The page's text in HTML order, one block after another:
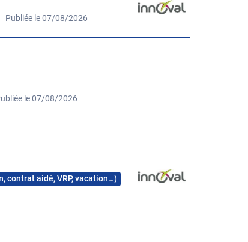
Publiée le 07/08/2026
le 07/08/2026
contrat aidé, VRP, vacation…)